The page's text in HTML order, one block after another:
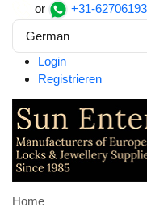
or +31-
German
Login
Registrieren
Home